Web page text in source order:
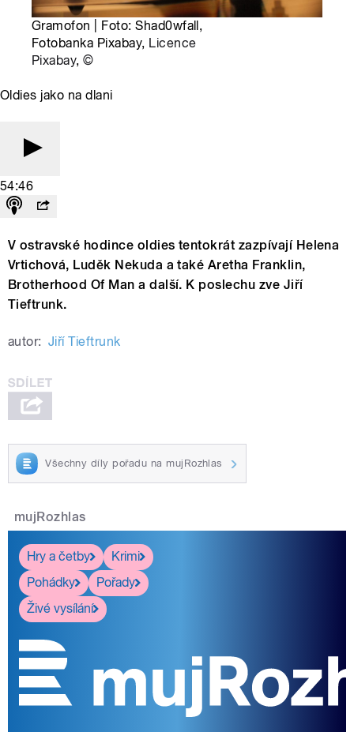
Gramofon | Foto: Shad0wfall,
Fotobanka Pixabay, Licence
Pixabay,©
Oldies jako na dlani
54:46
V ostravské hodince oldies tentokrát zazpívají Helena
Vrtichová, Luděk Nekuda a také Aretha Franklin,
Brotherhood Of Man a další. K poslechu zve Jiří
Tieftrunk.
autor: Jiří Tieftrunk
Všechny díly pořadu na mujRozhlas
mujRozhlas
Hry a četby
Krimi
Pohádky
Pořady
Živé vysílání